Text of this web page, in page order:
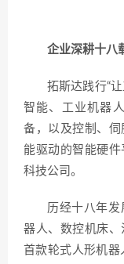
企业深耕十八
拓斯达践行“
智能、工业机器
备，以及控制、
能驱动的智能硬
科技公司。
历经十八年
器人、数控机床
首款轮式人形机器